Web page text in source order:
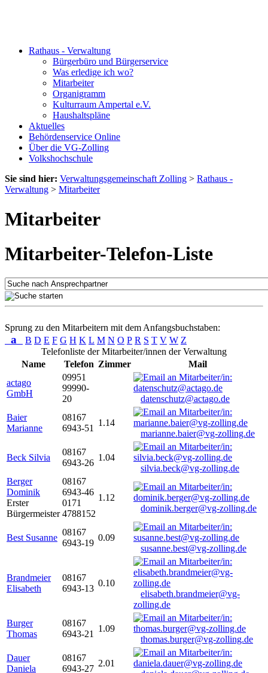
Rathaus - Verwaltung
Bürgerbüro und Bürgerservice
Was erledige ich wo?
Mitarbeiter
Organigramm
Kulturraum Ampertal e.V.
Haushaltspläne
Aktuelles
Behördenservice Online
Über die VG-Zolling
Volkshochschule
Sie sind hier: Verwaltungsgemeinschaft Zolling > Rathaus -
Verwaltung > Mitarbeiter
Mitarbeiter
Mitarbeiter-Telefon-Liste
Sprung zu den Mitarbeitern mit dem Anfangsbuchstaben:
a B D E F G H K L M N O P R S T V W Z
Telefonliste der Mitarbeiter/innen der Verwaltung
Name
Telefon Zimmer
Mail
actago
GmbH
09951
99990-
20
datenschutz@actago.de
Baier
Marianne
08167
6943-51
1.14
marianne.baier@vg-zolling.de
Beck Silvia
08167
6943-26
1.04
silvia.beck@vg-zolling.de
Berger
Dominik
Erster
Bürgermeister
08167
6943-46
0171
4788152
1.12
dominik.berger@vg-zolling.de
Best Susanne
08167
6943-19
0.09
susanne.best@vg-zolling.de
Brandmeier
Elisabeth
08167
6943-13
0.10
elisabeth.brandmeier@vg-
zolling.de
Burger
Thomas
08167
6943-21
1.09
thomas.burger@vg-zolling.de
Dauer
Daniela
08167
6943-27
2.01